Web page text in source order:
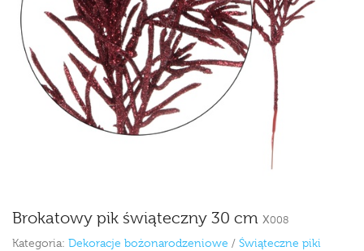
Brokatowy pik świąteczny 30 cm X008
Kategoria: Dekoracje bożonarodzeniowe / Świąteczne piki